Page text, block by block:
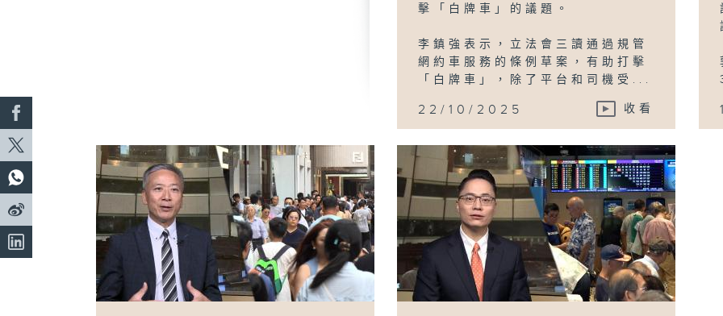
擊「白牌車」的議題。
李鎮強表示，立法會三讀通過規管
網約車服務的條例草案，有助打擊
「白牌車」，除了平台和司機受...
22/10/2025 收看